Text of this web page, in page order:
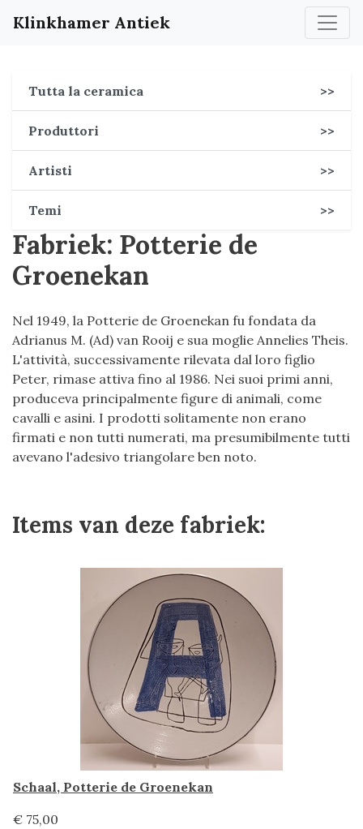
Klinkhamer Antiek
Tutta la ceramica >>
Produttori >>
Artisti >>
Temi >>
Fabriek: Potterie de
Groenekan
Nel 1949, la Potterie de Groenekan fu fondata da
Adrianus M. (Ad) van Rooij e sua moglie Annelies Theis.
L'attività, successivamente rilevata dal loro figlio
Peter, rimase attiva fino al 1986. Nei suoi primi anni,
produceva principalmente figure di animali, come
cavalli e asini. I prodotti solitamente non erano
firmati e non tutti numerati, ma presumibilmente tutti
avevano l'adesivo triangolare ben noto.
Items van deze fabriek:
Schaal, Potterie de Groenekan
€ 75,00